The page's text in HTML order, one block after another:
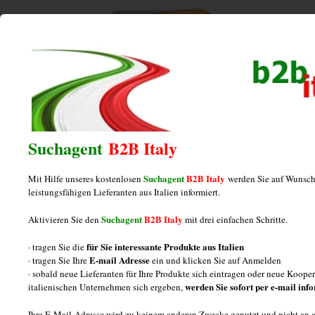
/Portfolio Spritzguss-
Spritzguss-
Suchagent B2B Italy
Mit Hilfe unseres kostenlosen SuchagentB2B Italy werden Sie auf
leistungsfähigen Lieferanten aus Italien informiert.
Aktivieren Sie den SuchagentB2B Italy mit drei einfachen Schritte.
· tragen Sie diefür Sie interessante Produkte aus Italien
· tragen Sie IhreE-mail Adresseein und klicken Sie auf Anmelden
· sobald neue Lieferanten für Ihre Produkte sich eintragen oder neue
italienischen Unternehmen sich ergeben,werden Sie sofort per e-mail